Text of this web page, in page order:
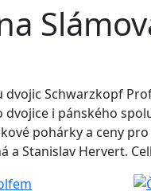
dvojic Schwarzkopf
dvojice i pánského
pohárky a ceny
a Stanislav Hervert.